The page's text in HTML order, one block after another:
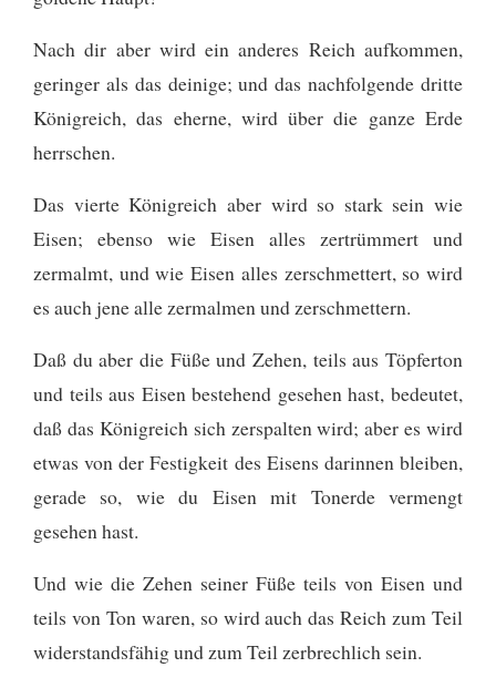
Nach dir aber wird ein anderes Reich aufkommen,
geringer als das deinige; und das nachfolgende dritte
Königreich, das eherne, wird über die ganze Erde
herrschen.
Das vierte Königreich aber wird so stark sein wie
Eisen; ebenso wie Eisen alles zertrümmert und
zermalmt, und wie Eisen alles zerschmettert, so wird
es auch jene alle zermalmen und zerschmettern.
Daß du aber die Füße und Zehen, teils aus Töpferton
und teils aus Eisen bestehend gesehen hast, bedeutet,
daß das Königreich sich zerspalten wird; aber es wird
etwas von der Festigkeit des Eisens darinnen bleiben,
gerade so, wie du Eisen mit Tonerde vermengt
gesehen hast.
Und wie die Zehen seiner Füße teils von Eisen und
teils von Ton waren, so wird auch das Reich zum Teil
widerstandsfähig und zum Teil zerbrechlich sein.